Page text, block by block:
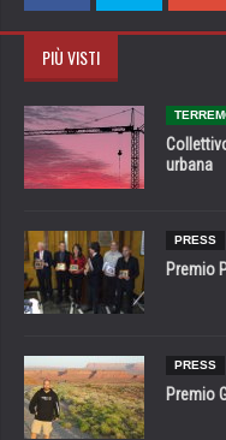
PIÙ VISTI
urbana
PRESS
Premio
PRESS
Premio